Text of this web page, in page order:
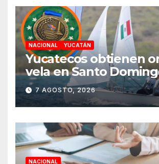
NACIONAL YUCATÁN
Yucatecos obtienen
vela en Santo
7 AGOSTO, 2026
NACIONAL